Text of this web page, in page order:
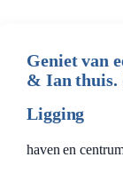
Geniet van
& Ian thuis.
Ligging
haven en